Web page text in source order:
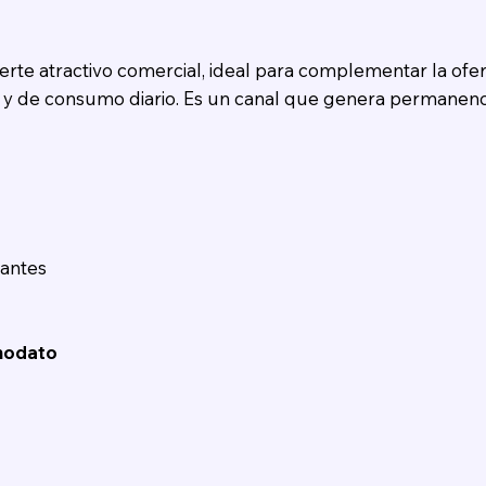
atractivo comercial, ideal para complementar la
consumo diario. Es un canal que genera